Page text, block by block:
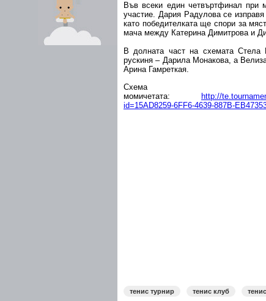
Във всеки един четвъртфинал при
участие. Дария Радулова се
като победителката ще спори за
мача между Катерина Димитрова и
В долната част на схемата
рускиня – Дарила Монакова, а
Арина Гамреткая.
момичетата:
http://
id=15AD8259-6FF6-4639-887B-
тенис турнир тенис клуб